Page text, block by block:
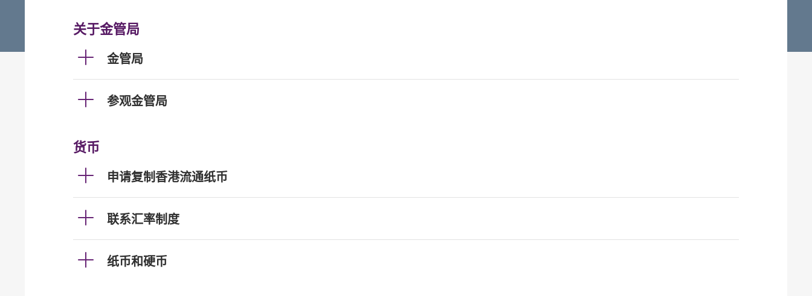
关于金管局
金管局
参观金管局
货币
申请复制香港流通纸币
联系汇率制度
纸币和硬币